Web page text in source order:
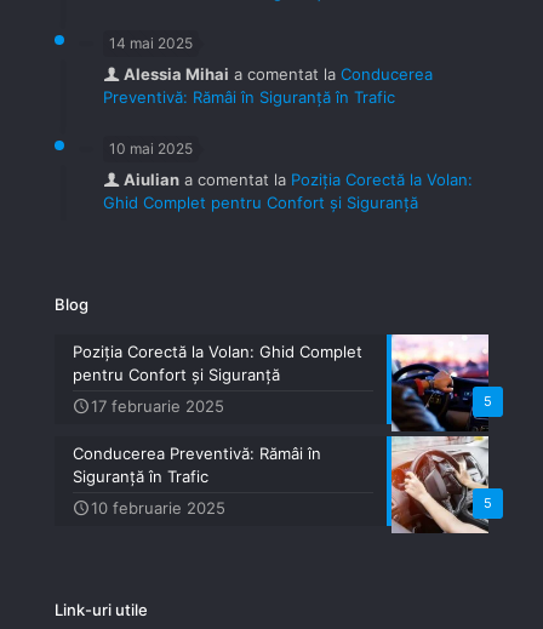
14 mai 2025
Alessia Mihai a comentat la Conducerea
Preventivă: Rămâi în Siguranță în Trafic
10 mai 2025
Aiulian a comentat la Poziția Corectă la Volan:
Ghid Complet pentru Confort și Siguranță
Blog
5
Poziția Corectă la Volan: Ghid Complet
pentru Confort și Siguranță
17 februarie 2025
5
Conducerea Preventivă: Rămâi în
Siguranță în Trafic
10 februarie 2025
Link-uri utile